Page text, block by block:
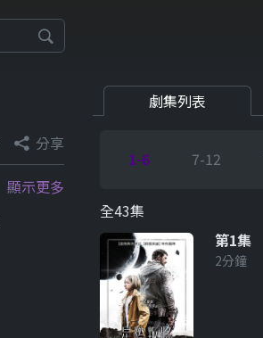
分享
顯示更多
劇集列表
1-6 7-12
全43集
第1集
2分鐘